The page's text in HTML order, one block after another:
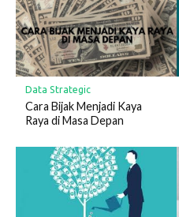
Data Strategic
Cara Bijak Menjadi Kaya
Raya di Masa Depan